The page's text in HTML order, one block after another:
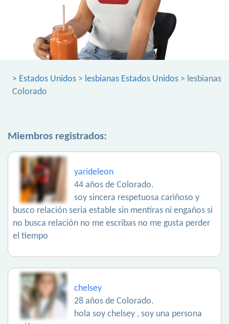
> Estados Unidos > lesbianas Estados Unidos > lesbianas
Colorado
Miembros registrados:
yarideleon
44 años de Colorado.
soy sincera respetuosa cariñoso y
busco relación seria estable sin mentiras ni engaños si
no busca relación no me escribas no me gusta perder
el tiempo
chelsey
28 años de Colorado.
hola soy chelsey , soy una persona